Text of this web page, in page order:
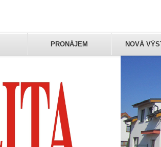
PRONÁJEM NOVÁ